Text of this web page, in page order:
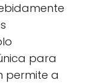
para
permite a